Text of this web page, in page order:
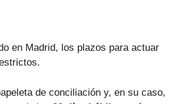
en Madrid, los plazos para actuar
de conciliación y, en su caso,